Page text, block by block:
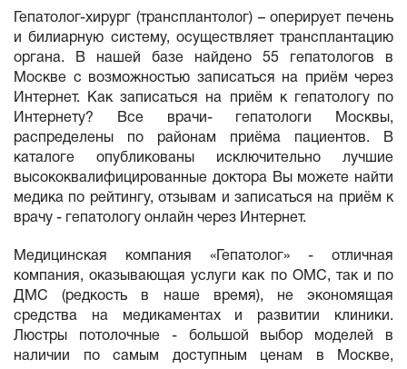
Гепатолог-хирург (трансплантолог) – оперирует печень
и билиарную систему, осуществляет трансплантацию
органа. В нашей базе найдено 55 гепатологов в
Москве с возможностью записаться на приём через
Интернет. Как записаться на приём к гепатологу по
Интернету? Все врачи- гепатологи Москвы,
распределены по районам приёма пациентов. В
каталоге опубликованы исключительно лучшие
высококвалифицированные доктора Вы можете найти
медика по рейтингу, отзывам и записаться на приём к
врачу - гепатологу онлайн через Интернет.
Медицинская компания «Гепатолог» - отличная
компания, оказывающая услуги как по ОМС, так и по
ДМС (редкость в наше время), не экономящая
средства на медикаментах и развитии клиники.
Люстры потолочные - большой выбор моделей в
наличии по самым доступным ценам в Москве,